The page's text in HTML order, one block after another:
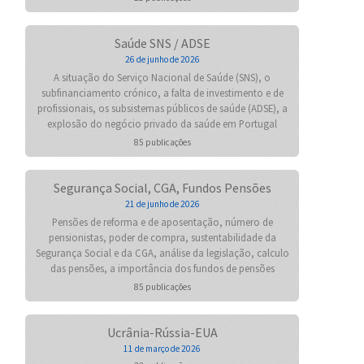
Saúde SNS / ADSE
26 de junho de 2026
A situação do Serviço Nacional de Saúde (SNS), o
subfinanciamento crónico, a falta de investimento e de
profissionais, os subsistemas públicos de saúde (ADSE), a
explosão do negócio privado da saúde em Portugal
85 publicações
Segurança Social, CGA, Fundos Pensões
21 de junho de 2026
Pensões de reforma e de aposentação, número de
pensionistas, poder de compra, sustentabilidade da
Segurança Social e da CGA, análise da legislação, calculo
das pensões, a importância dos fundos de pensões
85 publicações
Ucrânia-Rússia-EUA
11 de março de 2026